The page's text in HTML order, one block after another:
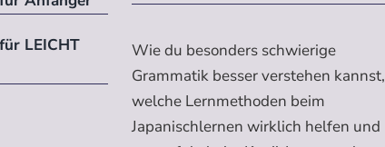
LEICHT
Wie du besonders schwierige
Grammatik besser verstehen kannst,
welche Lernmethoden beim
Japanischlernen wirklich helfen und